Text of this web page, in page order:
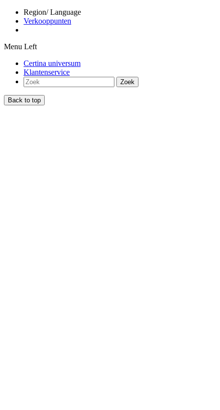
Region/ Language
Verkooppunten
Menu Left
Certina universum
Klantenservice
Zoek
Back to top